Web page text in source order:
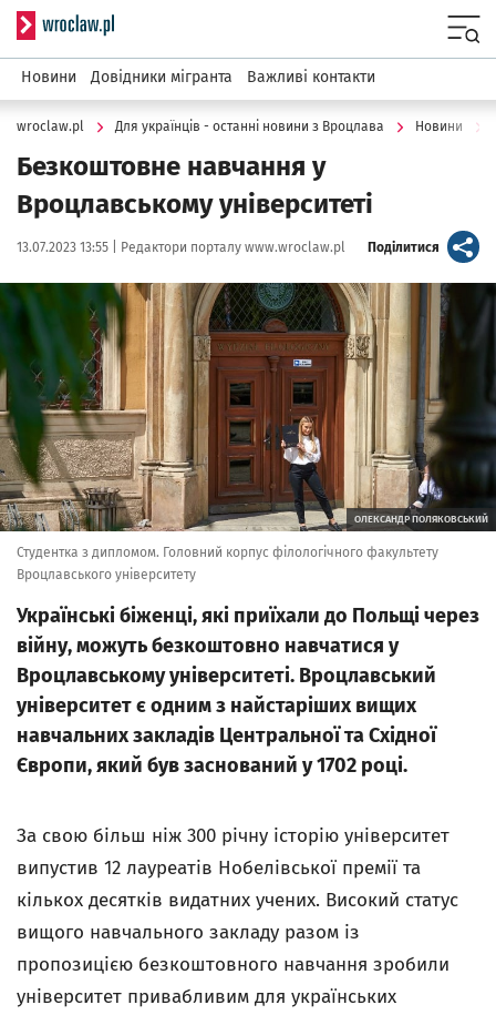
Serwis informacyjny wroclaw.pl
Новини Довідники мігранта Важливі контакти
wroclaw.pl Для українців - останні новини з Вроцлава Новини
Безкоштовне навчання у
Вроцлавському університеті
Data publikacji:
13.07.2023 13:55 | Autor:
Редактори порталу www.wroclaw.pl Поділитися artykuł
Kliknij, aby powiększyć
ОЛЕКСАНДР ПОЛЯКОВСЬКИЙ
Студентка з дипломом. Головний корпус філологічного факультету
Вроцлавського університету
Українські біженці, які приїхали до Польщі через
війну, можуть безкоштовно навчатися у
Вроцлавському університеті. Вроцлавський
університет є одним з найстаріших вищих
навчальних закладів Центральної та Східної
Європи, який був заснований у 1702 році.
За свою більш ніж 300 річну історію університет
випустив 12 лауреатів Нобелівської премії та
кількох десятків видатних учених. Високий статус
вищого навчального закладу разом із
пропозицією безкоштовного навчання зробили
університет привабливим для українських